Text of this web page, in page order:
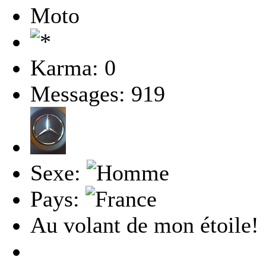
Moto
Karma: 0
Messages: 919
Sexe:
Pays:
Au volant de mon étoile!